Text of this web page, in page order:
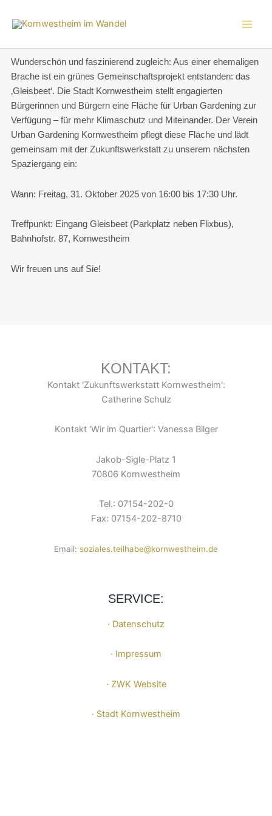
Inhalt
Wunderschön und faszinierend zugleich: Aus einer ehemaligen
Brache ist ein grünes Gemeinschaftsprojekt entstanden: das
‚Gleisbeet‘. Die Stadt Kornwestheim stellt engagierten
Bürgerinnen und Bürgern eine Fläche für Urban Gardening zur
Verfügung – für mehr Klimaschutz und Miteinander. Der Verein
Urban Gardening Kornwestheim pflegt diese Fläche und lädt
gemeinsam mit der Zukunftswerkstatt zu unserem nächsten
Spaziergang ein:
Wann: Freitag, 31. Oktober 2025 von 16:00 bis 17:30 Uhr.
Treffpunkt: Eingang Gleisbeet (Parkplatz neben Flixbus),
Bahnhofstr. 87, Kornwestheim
Wir freuen uns auf Sie!
KONTAKT:
Kontakt 'Zukunftswerkstatt Kornwestheim':
Catherine Schulz
Kontakt 'Wir im Quartier': Vanessa Bilger
Jakob-Sigle-Platz 1
70806 Kornwestheim
Tel.: 07154-202-0
Fax: 07154-202-8710
Email: soziales.teilhabe@kornwestheim.de
SERVICE:
· Datenschutz
· Impressum
· ZWK Website
· Stadt Kornwestheim